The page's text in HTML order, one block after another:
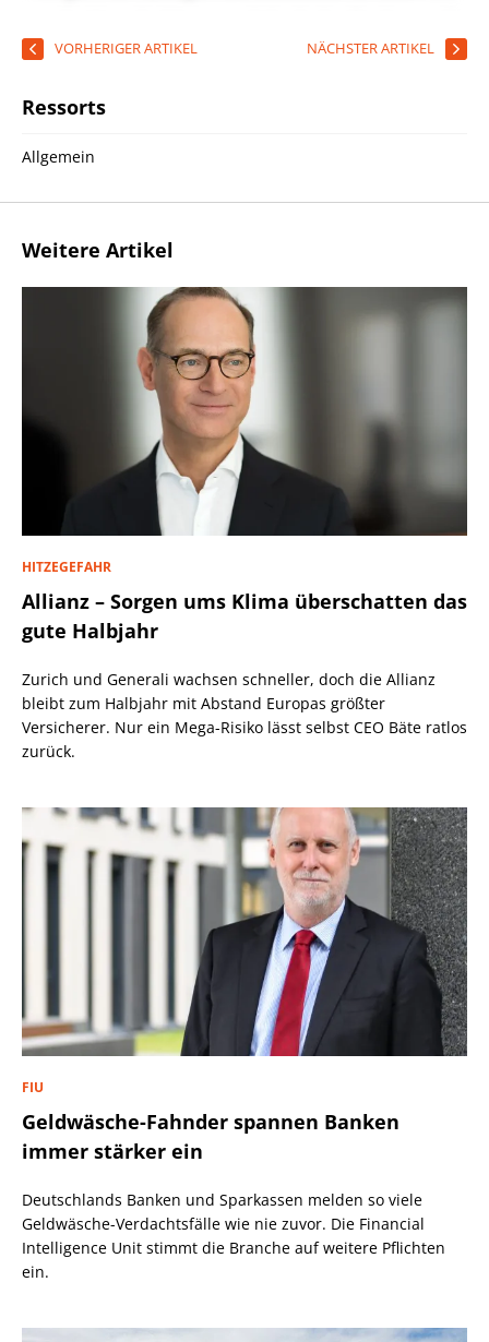
VORHERIGER ARTIKEL NÄCHSTER ARTIKEL
Ressorts
Allgemein
Weitere Artikel
HITZEGEFAHR
Allianz – Sorgen ums Klima überschatten das
gute Halbjahr
Zurich und Generali wachsen schneller, doch die Allianz
bleibt zum Halbjahr mit Abstand Europas größter
Versicherer. Nur ein Mega-Risiko lässt selbst CEO Bäte ratlos
zurück.
FIU
Geldwäsche-Fahnder spannen Banken
immer stärker ein
Deutschlands Banken und Sparkassen melden so viele
Geldwäsche-Verdachtsfälle wie nie zuvor. Die Financial
Intelligence Unit stimmt die Branche auf weitere Pflichten
ein.